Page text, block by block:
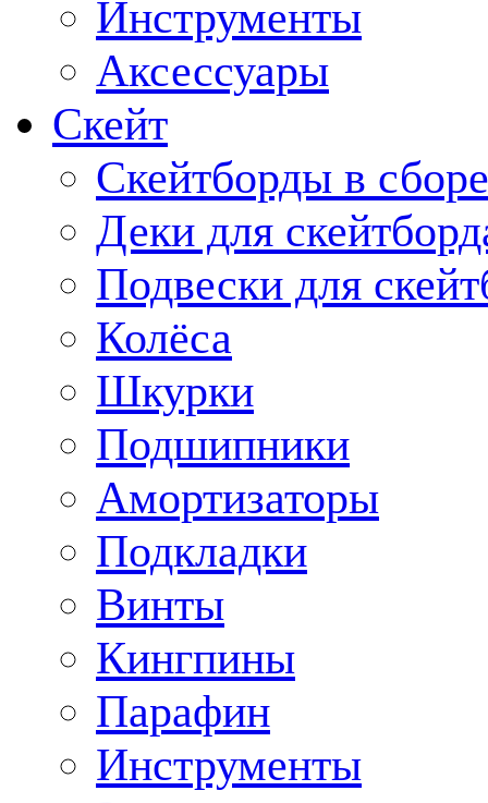
Инструменты
Аксессуары
Скейт
Скейтборды в сборе
Деки для
Подвески для
Колёса
Шкурки
Подшипники
Амортизаторы
Подкладки
Винты
Кингпины
Парафин
Инструменты